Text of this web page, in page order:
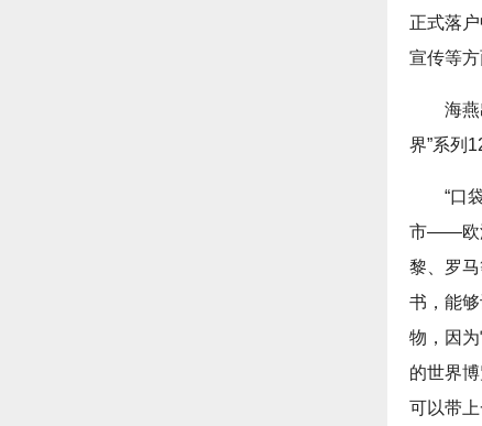
正式落
宣传等
海
界”系列
“口
市——欧
黎、罗
书，能
物，因
的世界
可以带